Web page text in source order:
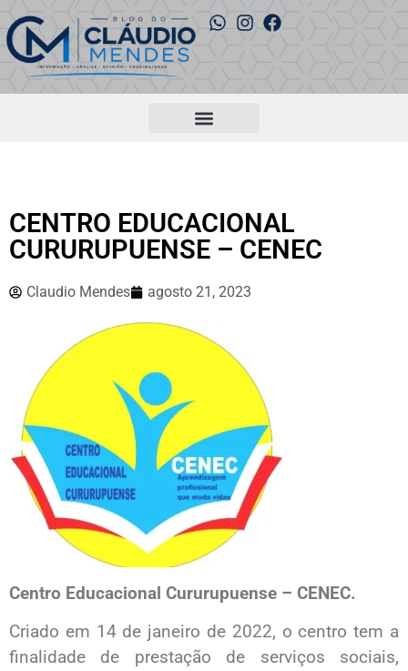
CENTRO EDUCACIONAL
CURURUPUENSE – CENEC
Claudio Mendes agosto 21, 2023
Centro Educacional Cururupuense – CENEC.
Criado em 14 de janeiro de 2022, o centro tem a
finalidade de prestação de serviços sociais,